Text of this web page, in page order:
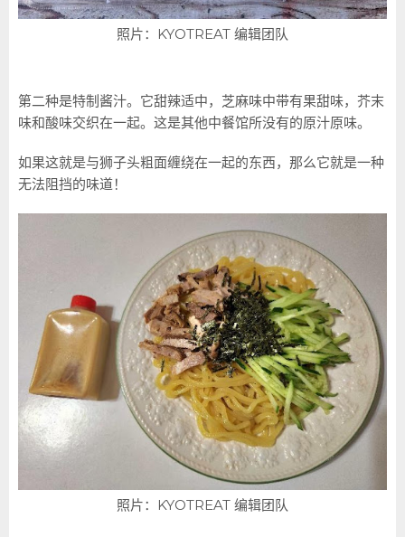
照片：KYOTREAT 编辑团队
第二种是特制酱汁。它甜辣适中，芝麻味中带有果甜味，芥末
味和酸味交织在一起。这是其他中餐馆所没有的原汁原味。
如果这就是与狮子头粗面缠绕在一起的东西，那么它就是一种
无法阻挡的味道！
照片：KYOTREAT 编辑团队